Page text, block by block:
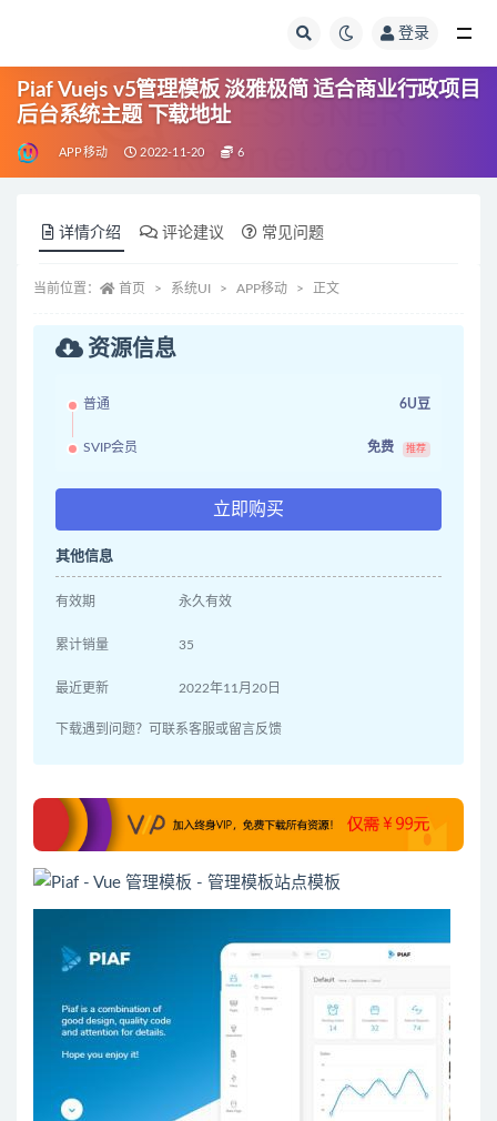
登录
Piaf Vuejs v5管理模板 淡雅极简 适合商业行政项目
后台系统主题 下载地址
APP移动 2022-11-20 6
详情介绍 评论建议 常见问题
当前位置： 首页 系统UI APP移动 正文
资源信息
普通 6U豆
SVIP会员 免费 推荐
立即购买
其他信息
有效期 永久有效
累计销量 35
最近更新 2022年11月20日
下载遇到问题？可联系客服或留言反馈